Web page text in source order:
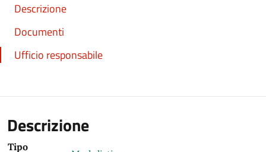
Descrizione
Documenti
Ufficio responsabile
Descrizione
Tipo